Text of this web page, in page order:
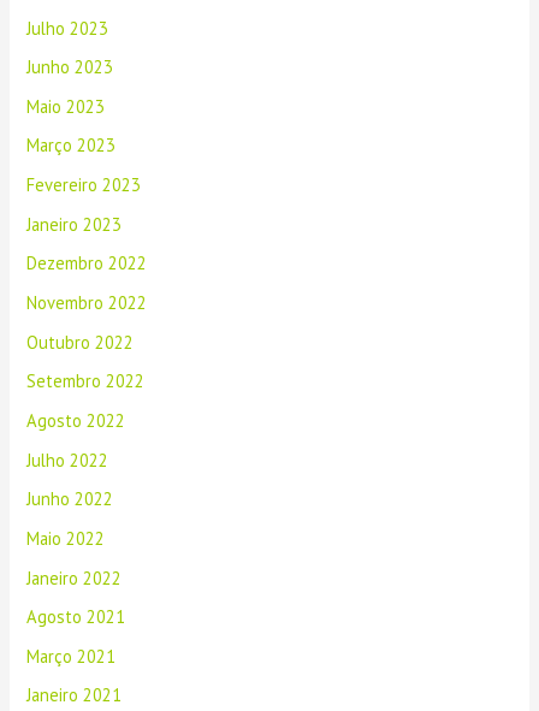
Julho 2023
Junho 2023
Maio 2023
Março 2023
Fevereiro 2023
Janeiro 2023
Dezembro 2022
Novembro 2022
Outubro 2022
Setembro 2022
Agosto 2022
Julho 2022
Junho 2022
Maio 2022
Janeiro 2022
Agosto 2021
Março 2021
Janeiro 2021